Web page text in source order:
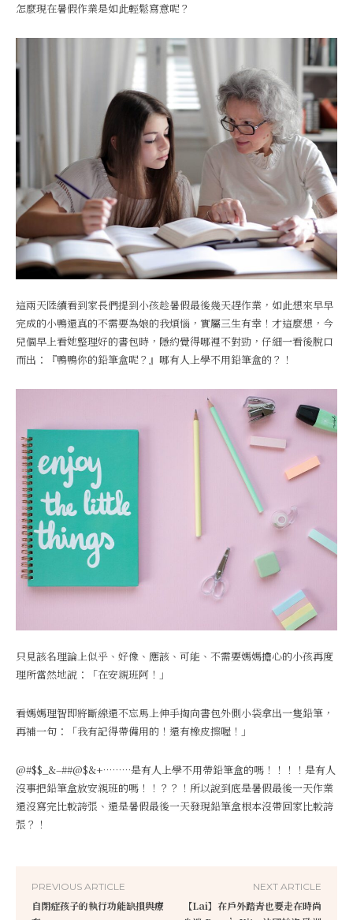
怎麼現在暑假作業是如此輕鬆寫意呢？
這兩天陸續看到家長們提到小孩趁暑假最後幾天趕作業，如此想來早早
完成的小鴨還真的不需要為娘的我煩惱，實屬三生有幸！才這麼想，今
兒個早上看她整理好的書包時，隱約覺得哪裡不對勁，仔細一看後脫口
而出：『鴨鴨你的鉛筆盒呢？』哪有人上學不用鉛筆盒的？！
只見該名理論上似乎、好像、應該、可能、不需要媽媽擔心的小孩再度
理所當然地說：「在安親班阿！」
看媽媽理智即將斷線還不忘馬上伸手掏向書包外側小袋拿出一隻鉛筆，
再補一句：「我有記得帶備用的！還有橡皮擦喔！」
@#$$_&–##@$&+………是有人上學不用帶鉛筆盒的嗎！！！！是有人
沒事把鉛筆盒放安親班的嗎！！？？！所以說到底是暑假最後一天作業
還沒寫完比較誇張、還是暑假最後一天發現鉛筆盒根本沒帶回家比較誇
張？！
PREVIOUS ARTICLE
自閉症孩子的執行功能缺損與療
NEXT ARTICLE
【Lai】在戶外踏青也要走在時尚